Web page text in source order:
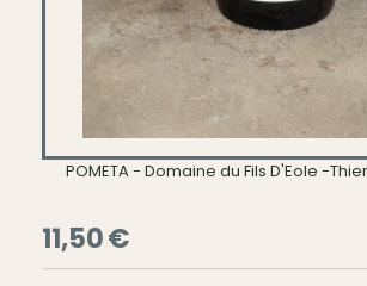
POMETA - Domaine du Fils D'Eole -
11,50€